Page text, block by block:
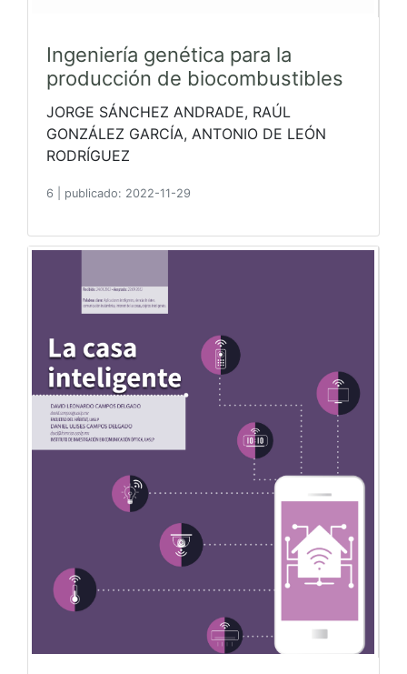
Ingeniería genética para la
producción de biocombustibles
JORGE SÁNCHEZ ANDRADE, RAÚL
GONZÁLEZ GARCÍA, ANTONIO DE LEÓN
RODRÍGUEZ
6 publicado: 2022-11-29